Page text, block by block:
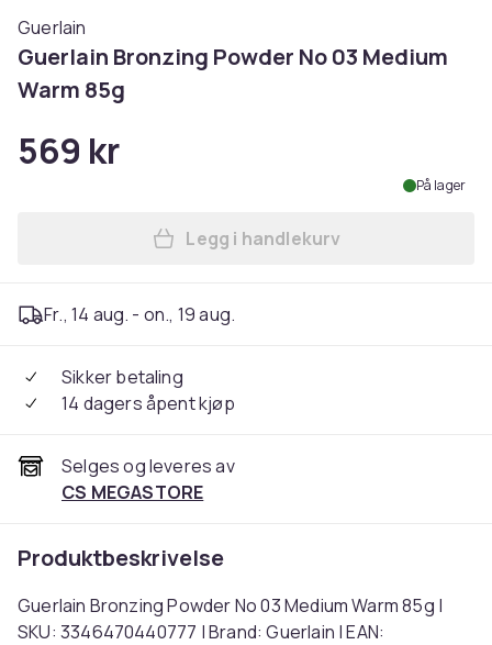
Guerlain
Guerlain Bronzing Powder No 03 Medium
Warm 85g
569 kr
På lager
Legg Guerlain Bronzing
Legg i handlekurv
Fr., 14 aug. - on., 19 aug.
Sikker betaling
14 dagers åpent kjøp
Selges og leveres av
CS MEGASTORE
Produktbeskrivelse
Guerlain Bronzing Powder No 03 Medium Warm 85g |
SKU: 3346470440777 | Brand: Guerlain | EAN: